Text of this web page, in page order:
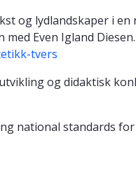
og lydlandskaper i
Even Igland Diesen.
tvers
og didaktisk
national standards